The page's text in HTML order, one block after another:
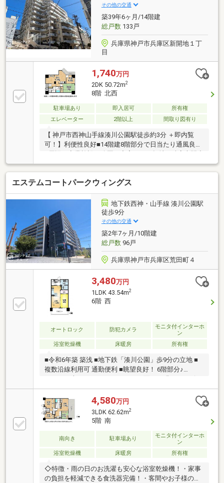
その他の交通
築39年6ヶ月/14階建
総戸数133戸
兵庫県神戸市兵庫区新開地１丁
目
1,740万円
2DK 50.72m2
8階 北西
駐車場あり 即入居可
所有権
エレベーター
2階以上 間取り図有り
【 神戸市西神山手線湊川公園駅徒歩約3分 ＋即内覧
可！】利便性良好■14階建8階部分で日当たり通風良好
■周辺は商業施設や公園が充実した平坦地 ■兵庫大開小
学校まで徒歩9分の好立地
エステムコートパークウィングス
地下鉄西神・山手線 湊川公園駅
徒歩9分
その他の交通
築2年7ヶ月/10階建
総戸数96戸
兵庫県神戸市兵庫区荒田町４
3,480万円
1LDK 43.54m2
6階 西
オートロック 防犯カメラ
モニタ付インターホ
ン
浴室乾燥機
床暖房 所有権
■令和6年築 築浅 ■地下鉄「湊川公園」歩9分の立地 ■
複数沿線利用可 通勤便利 ■眺望良好！ 6階部分♪
■43.54平米の1LDK ■バルコニーに面した明るいリビン
グ
4,580万円
3LDK 62.62m2
5階 南
南向き 駐車場あり
モニタ付インターホ
ン
浴室乾燥機
床暖房 所有権
◇特徴・雨の日のお洗濯も安心な浴室乾燥機！・家事
の負担を軽減できる食洗器完備！・客間やお子様のプ